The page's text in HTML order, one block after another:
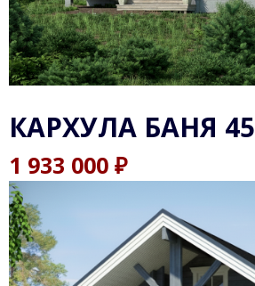
КАРХУЛА БАНЯ 45
1 933 000 ₽